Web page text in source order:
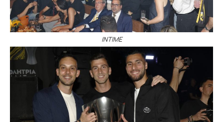
ΙΝΤΙΜΕ